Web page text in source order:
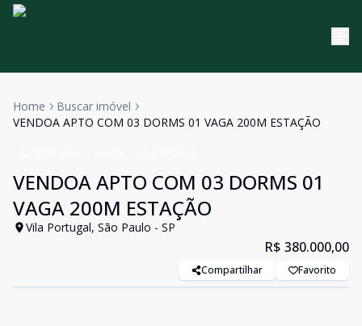
Home
Buscar imóvel
VENDOA APTO COM 03 DORMS 01 VAGA 200M ESTAÇÃO
VENDOA APTO COM 03 DORMS 01
VAGA 200M ESTAÇÃO
Vila Portugal, São Paulo - SP
R$ 380.000,00
Compartilhar Favorito